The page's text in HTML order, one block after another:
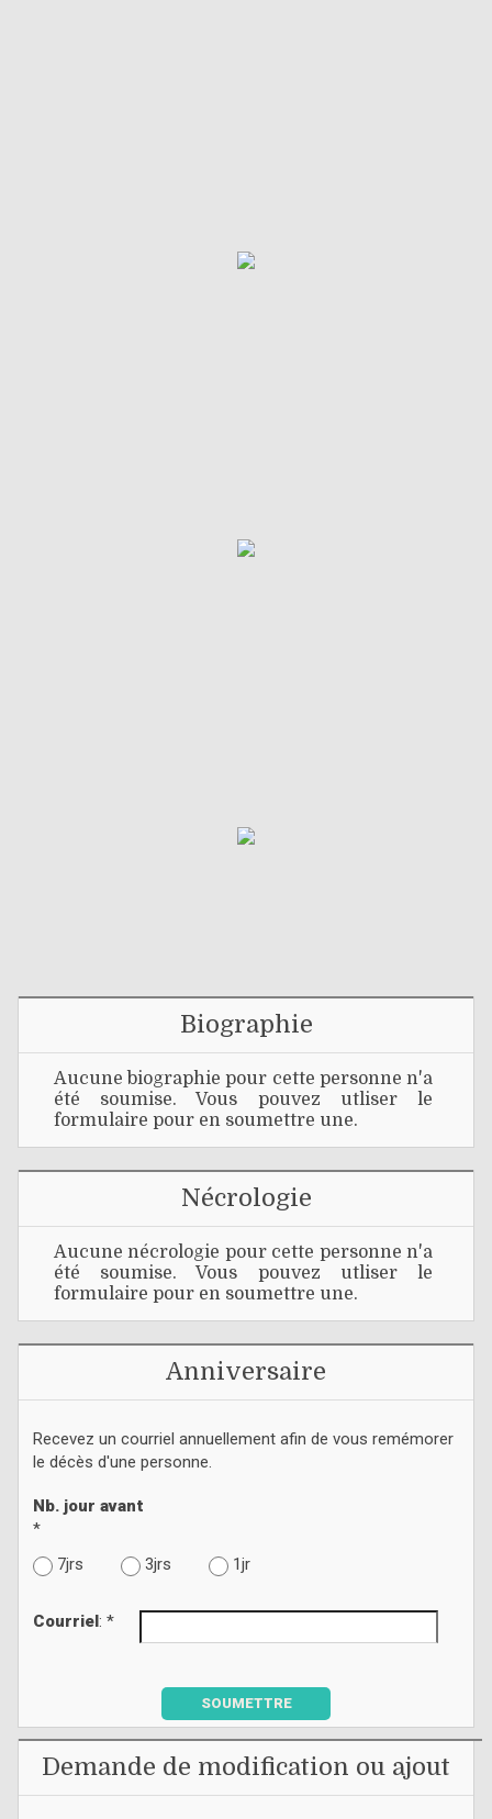
Biographie
Aucune biographie pour cette personne n'a
été soumise. Vous pouvez utliser le
formulaire pour en soumettre une.
Nécrologie
Aucune nécrologie pour cette personne n'a
été soumise. Vous pouvez utliser le
formulaire pour en soumettre une.
Anniversaire
Recevez un courriel annuellement afin de vous remémorer
le décès d'une personne.
Nb. jour avant
*
7jrs
3jrs 1jr
Courriel: *
SOUMETTRE
Demande de modification ou ajout